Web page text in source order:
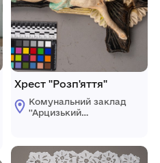
Хрест "Розп'яття"
Комунальний заклад
''Арцизький
Арцизької міської
ради